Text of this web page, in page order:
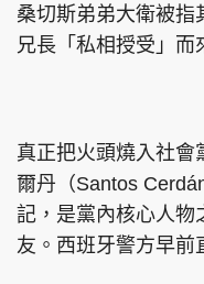
桑切斯弟弟大衛被指
兄長「私相授受」而
真正把火頭燒入社會
爾丹（Santos
記，是黨內核心人物
友。西班牙警方早前